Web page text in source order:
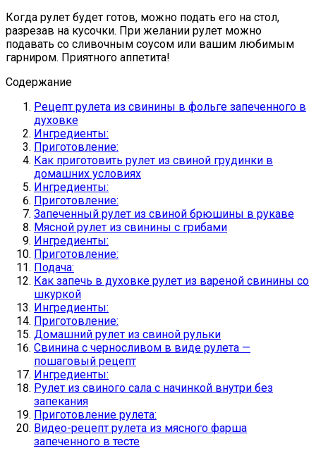
Когда рулет будет готов, можно подать его на стол,
разрезав на кусочки. При желании рулет можно
подавать со сливочным соусом или вашим любимым
гарниром. Приятного аппетита!
Содержание
Рецепт рулета из свинины в фольге запеченного в
духовке
Ингредиенты:
Приготовление:
Как приготовить рулет из свиной грудинки в
домашних условиях
Ингредиенты:
Приготовление:
Запеченный рулет из свиной брюшины в рукаве
Мясной рулет из свинины с грибами
Ингредиенты:
Приготовление:
Подача:
Как запечь в духовке рулет из вареной свинины со
шкуркой
Ингредиенты:
Приготовление:
Домашний рулет из свиной рульки
Свинина с черносливом в виде рулета —
пошаговый рецепт
Ингредиенты:
Рулет из свиного сала с начинкой внутри без
запекания
Приготовление рулета:
Видео-рецепт рулета из мясного фарша
запеченного в тесте